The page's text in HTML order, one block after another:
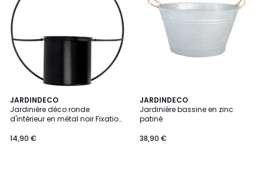
place
139,75
€.
JARDINDECO
Jardinière déco ronde
d'intérieur en métal noir Fixation
14,90 €
JARDINDECO
Jardinière bassine en zinc
patiné
38,90 €
5
/
5